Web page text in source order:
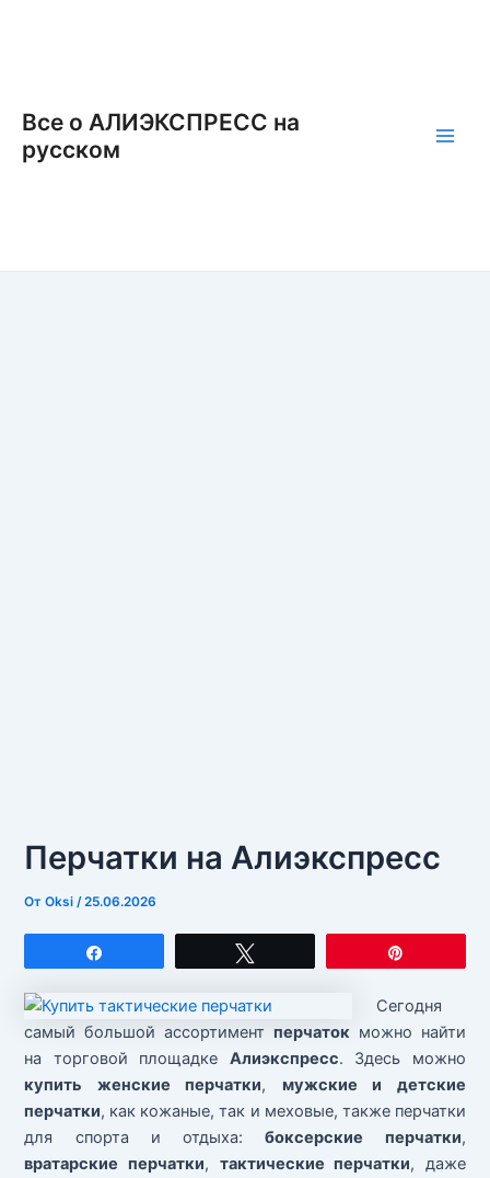
Все о АЛИЭКСПРЕСС на
русском
Перчатки на Алиэкспресс
ОтOksi /25.06.2026
Сегодня
самый большой ассортимент перчатокможно найти
на торговой площадке Алиэкспресс. Здесь можно
купить женские перчатки, мужские и детские
перчатки, как кожаные, так и меховые, также перчатки
для спорта и отдыха:боксерские перчатки,
вратарские перчатки, тактические перчатки, даже